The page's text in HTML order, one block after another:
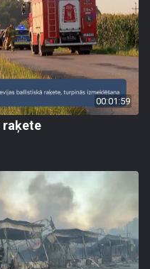
00:01:59
raķete